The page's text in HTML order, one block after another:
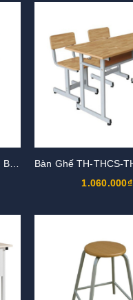
Bàn Ghế Học Sinh Gia Đình BHS32
1.060.000₫